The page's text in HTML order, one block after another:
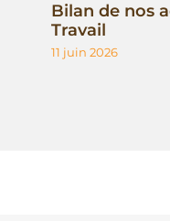
Bilan de nos
Travail
11 juin 2026